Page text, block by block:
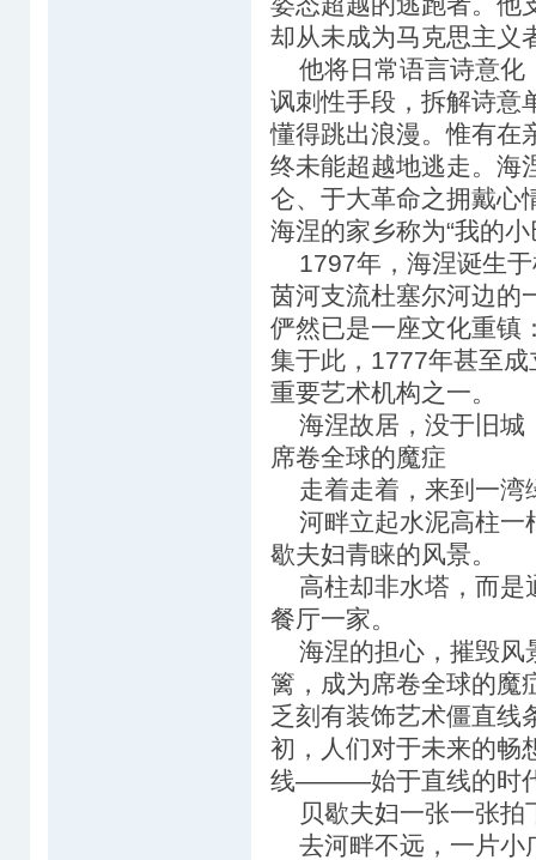
却从未成为马克思主义
他将日常语言诗意化
讽刺性手段，拆解诗意
懂得跳出浪漫。惟有在
终未能超越地逃走。海
仑、于大革命之拥戴心
海涅的家乡称为“我的小
1797年，海涅诞生于
茵河支流杜塞尔河边的
俨然已是一座文化重镇
集于此，1777年甚至
重要艺术机构之一。
海涅故居，没于旧城
席卷全球的魔症
走着走着，来到一湾
河畔立起水泥高柱
歇夫妇青睐的风景。
高柱却非水塔，而是
餐厅一家。
海涅的担心，摧毁风
篱，成为席卷全球的魔
乏刻有装饰艺术僵直线
初，人们对于未来的
线———始于直线的时
贝歇夫妇一张一张拍
去河畔不远，一片小